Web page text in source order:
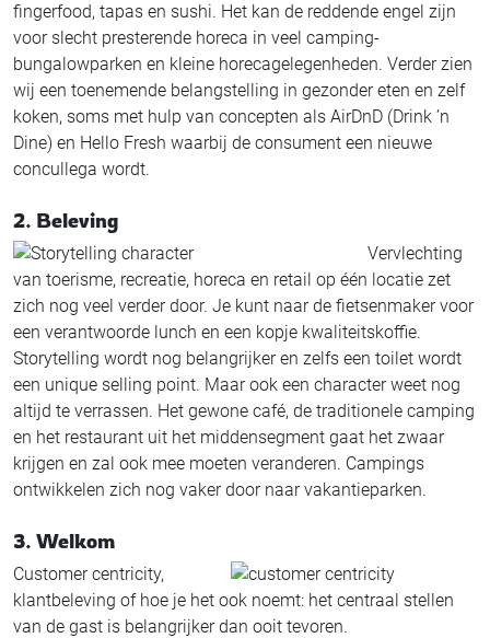
fingerfood, tapas en sushi. Het kan de reddende engel zijn
voor slecht presterende horeca in veel camping-
bungalowparken en kleine horecagelegenheden. Verder zien
wij een toenemende belangstelling in gezonder eten en zelf
koken, soms met hulp van concepten als AirDnD (Drink ’n
Dine) en Hello Fresh waarbij de consument een nieuwe
concullega wordt.
2. Beleving
Vervlechting
van toerisme, recreatie, horeca en retail op één locatie zet
zich nog veel verder door. Je kunt naar de fietsenmaker voor
een verantwoorde lunch en een kopje kwaliteitskoffie.
Storytelling wordt nog belangrijker en zelfs een toilet wordt
een unique selling point. Maar ook een character weet nog
altijd te verrassen. Het gewone café, de traditionele camping
en het restaurant uit het middensegment gaat het zwaar
krijgen en zal ook mee moeten veranderen. Campings
ontwikkelen zich nog vaker door naar vakantieparken.
3. Welkom
Customer centricity,
klantbeleving of hoe je het ook noemt: het centraal stellen
van de gast is belangrijker dan ooit tevoren.